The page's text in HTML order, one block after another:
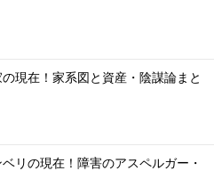
現在！家系図と資産・陰謀論まと
リの現在！障害のアスペルガー・